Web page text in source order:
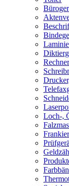
Rechner
Loch-,